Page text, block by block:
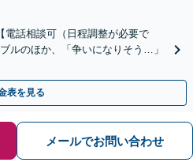
電話相談可（日程調整が必要で
ルのほか、「争いになりそう…」
表を見る
メールでお問い合わせ